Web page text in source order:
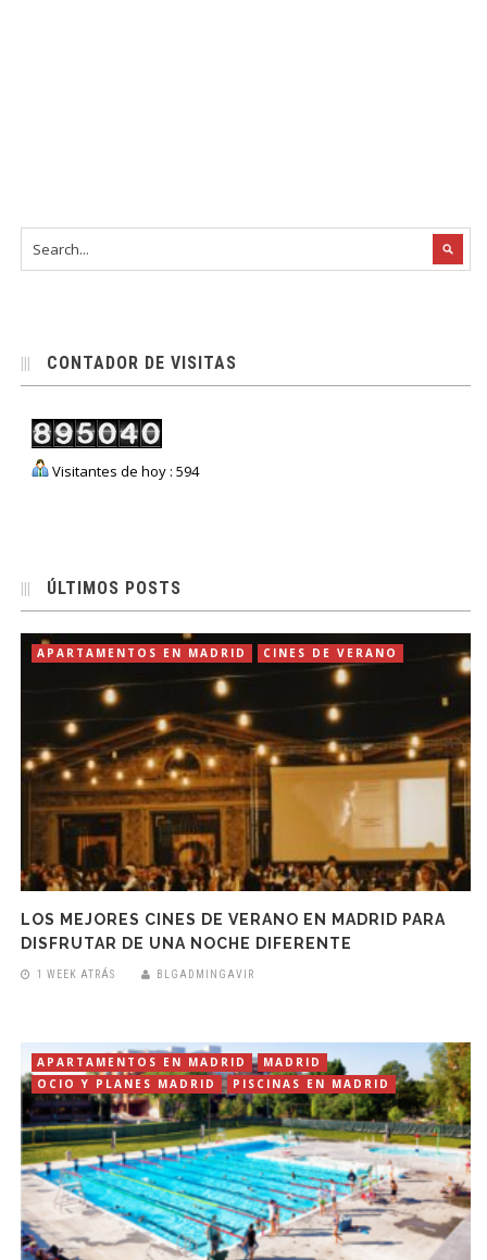
CONTADOR DE VISITAS
Visitantes de hoy : 594
ÚLTIMOS POSTS
APARTAMENTOS EN MADRID CINES DE VERANO
LOS MEJORES CINES DE VERANO EN MADRID PARA
DISFRUTAR DE UNA NOCHE DIFERENTE
1 WEEK ATRÁS BLGADMINGAVIR
APARTAMENTOS EN MADRID
MADRID
OCIO Y PLANES MADRID
PISCINAS EN MADRID